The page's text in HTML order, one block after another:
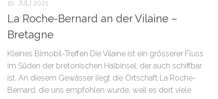
19. JULI 2021
La Roche-Bernard an der Vilaine –
Bretagne
Kleines Bimobil-Treffen Die Vilaine ist ein grösserer Fluss
im Süden der bretonischen Halbinsel, der auch schiffbar
ist. An diesem Gewässer liegt die Ortschaft La Roche-
Bernard, die uns empfohlen wurde, weil es dort viele